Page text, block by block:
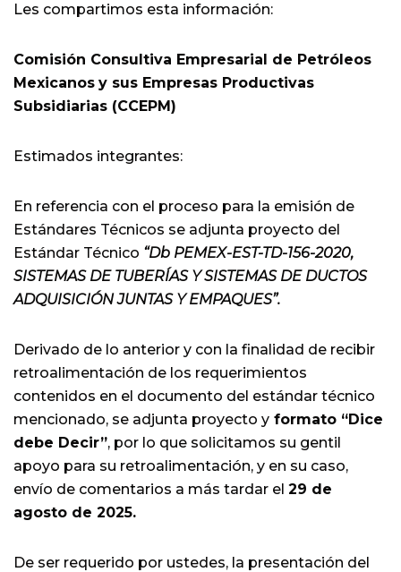
Les compartimos esta información:
Comisión Consultiva Empresarial de Petróleos
Mexicanos y sus Empresas Productivas
Subsidiarias (CCEPM)
Estimados integrantes:
En referencia con el proceso para la emisión de
Estándares Técnicos se adjunta proyecto del
Estándar Técnico “Db PEMEX-EST-TD-156-2020,
SISTEMAS DE TUBERÍAS Y SISTEMAS DE DUCTOS
ADQUISICIÓN JUNTAS Y EMPAQUES”.
Derivado de lo anterior y con la finalidad de recibir
retroalimentación de los requerimientos
contenidos en el documento del estándar técnico
mencionado, se adjunta proyecto y formato “Dice
debe Decir”, por lo que solicitamos su gentil
apoyo para su retroalimentación, y en su caso,
envío de comentarios a más tardar el 29 de
agosto de 2025.
De ser requerido por ustedes, la presentación del